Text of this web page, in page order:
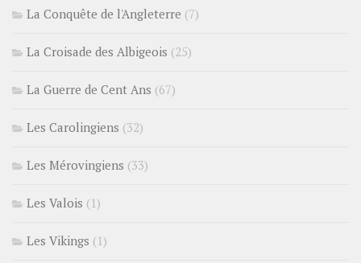
La Conquête de l'Angleterre (7)
La Croisade des Albigeois (25)
La Guerre de Cent Ans (67)
Les Carolingiens (32)
Les Mérovingiens (33)
Les Valois (1)
Les Vikings (1)